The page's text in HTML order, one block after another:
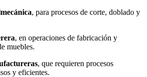
, para procesos de corte, doblado y
, en operaciones de fabricación y
muebles.
, que requieren procesos
y eficientes.